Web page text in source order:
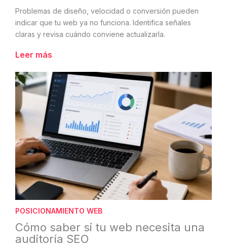
Problemas de diseño, velocidad o conversión pueden
indicar que tu web ya no funciona. Identifica señales
claras y revisa cuándo conviene actualizarla.
Leer más
POSICIONAMIENTO WEB
Cómo saber si tu web necesita una
auditoría SEO